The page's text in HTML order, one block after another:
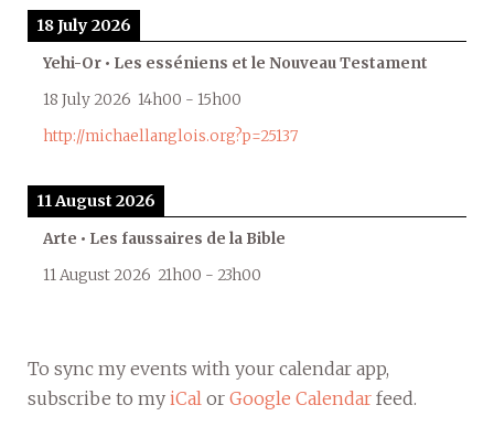
18 July 2026
Yehi-Or • Les esséniens et le Nouveau Testament
18 July 2026 14h00 - 15h00
http://michaellanglois.org?p=25137
11 August 2026
Arte • Les faussaires de la Bible
11 August 2026 21h00 - 23h00
To sync my events with your calendar app,
subscribe to my iCal or Google Calendar feed.